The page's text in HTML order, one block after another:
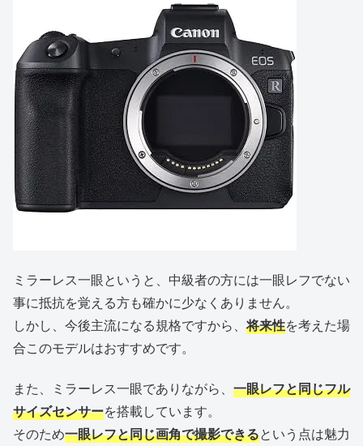
ミラーレス一眼というと、中級者の方には一眼レフでない
事に抵抗を覚える方も確かに少なくありません。
しかし、今後主流になる規格ですから、将来性を考えた場
合このモデルはおすすめです。
また、ミラーレス一眼でありながら、 一眼レフと同じフル
サイズセンサーを搭載しています。
そのため一眼レフと同じ画角で撮影できるという点は魅力